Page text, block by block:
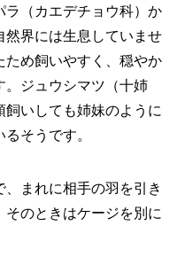
ラ（カエデチョウ科）か
然界には生息していませ
ため飼いやすく、穏やか
。ジュウシマツ（十姉
いしても姉妹のように
そうです。
まれに相手の羽を引き
のときはケージを別に